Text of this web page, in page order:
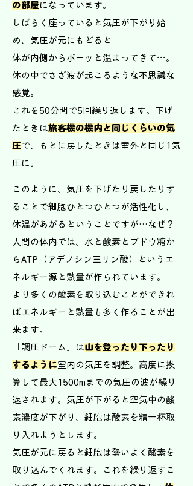
の部屋 になっています。
しばらく座っていると気圧が下がり始
め、気圧が元にもどると
体が内側からポーッと温まってきて …。
体の中でさざ波が起こるような不思議な
感覚。
これを50分間で5回繰り返します。下げ
たときは旅客機の機内と同じくらいの気
圧 で、もとに戻したときは室外と同じ1気
圧に。
このように、気圧を下げたり戻したりす
ることで細胞ひとつひとつが活性化し、
体温があがるということですが…なぜ？
人間の体内では、水と酸素とブドウ糖か
らATP（アデノシン三リン酸）というエ
ネルギー源と熱量が作られています。
より多くの酸素を取り込むことができれ
ばエネルギーと熱量も多く作ることが出
来ます。
「調圧ドーム」は山を登ったり下ったり
するように室内の気圧を調整。高度に換
算して最大1500mまでの気圧の波が繰り
返されます。気圧が下がると空気中の酸
素濃度が下がり、細胞は酸素を精一杯取
り入れようとします。
気圧が元に戻ると細胞は勢いよく酸素を
取り込んでくれます。これを繰り返すこ